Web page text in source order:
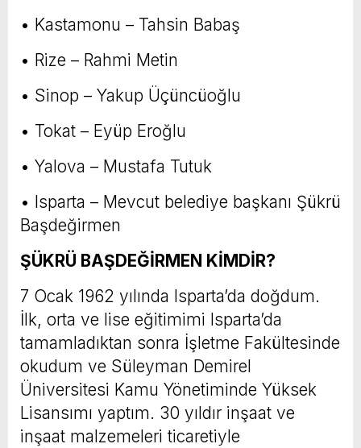
• Kastamonu – Tahsin Babaş
• Rize – Rahmi Metin
• Sinop – Yakup Üçüncüoğlu
• Tokat – Eyüp Eroğlu
• Yalova – Mustafa Tutuk
• Isparta – Mevcut belediye başkanı Şükrü
Başdeğirmen
ŞÜKRÜ BAŞDEĞİRMEN KİMDİR?
7 Ocak 1962 yılında Isparta’da doğdum.
İlk, orta ve lise eğitimimi Isparta’da
tamamladıktan sonra İşletme Fakültesinde
okudum ve Süleyman Demirel
Üniversitesi Kamu Yönetiminde Yüksek
Lisansımı yaptım. 30 yıldır inşaat ve
inşaat malzemeleri ticaretiyle